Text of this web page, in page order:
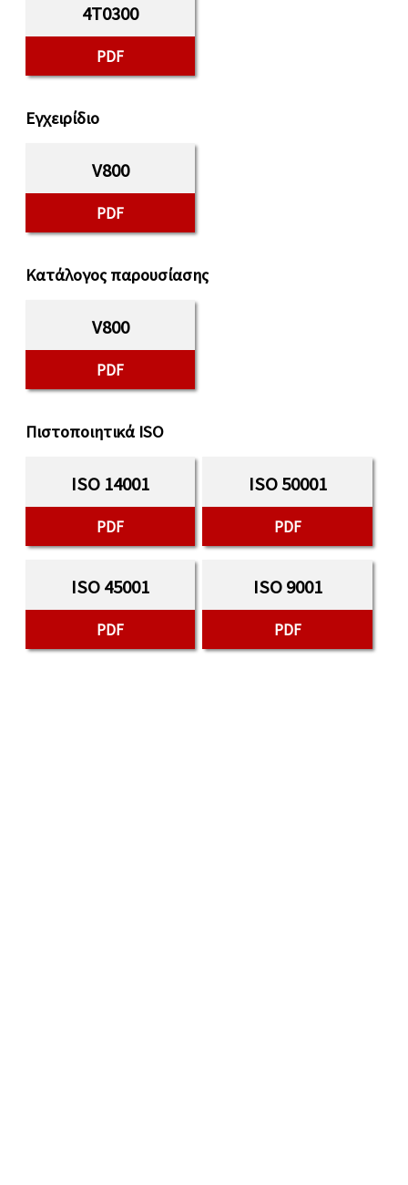
4T0300
PDF
Εγχειρίδιο
V800
PDF
Κατάλογος παρουσίασης
V800
PDF
Πιστοποιητικά ISO
ISO 14001
PDF
ISO 50001
PDF
ISO 45001
PDF
ISO 9001
PDF